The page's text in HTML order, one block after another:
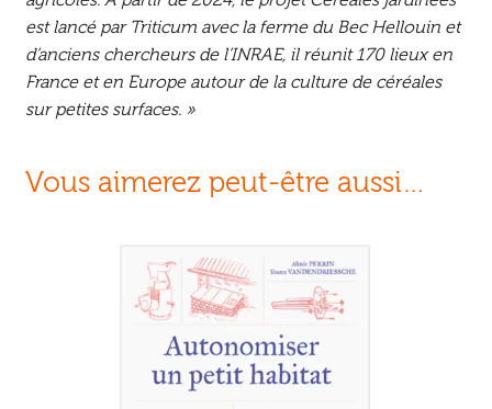
est lancé par Triticum avec la ferme du Bec Hellouin et
d’anciens chercheurs de l’INRAE, il réunit 170 lieux en
France et en Europe autour de la culture de céréales
sur petites surfaces. »
Vous aimerez peut-être aussi…